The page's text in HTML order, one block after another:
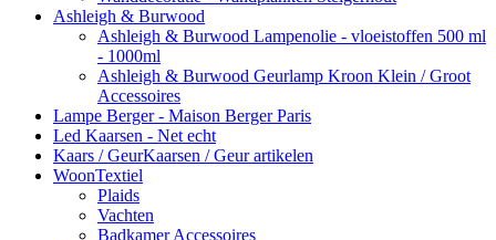
Ashleigh & Burwood
Ashleigh & Burwood Lampenolie - vloeistoffen 500 ml
- 1000ml
Ashleigh & Burwood Geurlamp Kroon Klein / Groot
Accessoires
Lampe Berger - Maison Berger Paris
Led Kaarsen - Net echt
Kaars / GeurKaarsen / Geur artikelen
WoonTextiel
Plaids
Vachten
Badkamer Accessoires